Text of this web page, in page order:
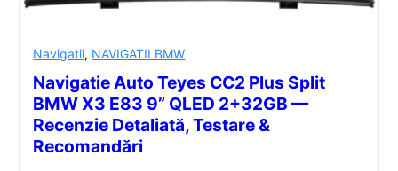
Navigatii, NAVIGATII BMW
Navigatie Auto Teyes CC2 Plus Split
BMW X3 E83 9” QLED 2+32GB —
Recenzie Detaliată, Testare &
Recomandări